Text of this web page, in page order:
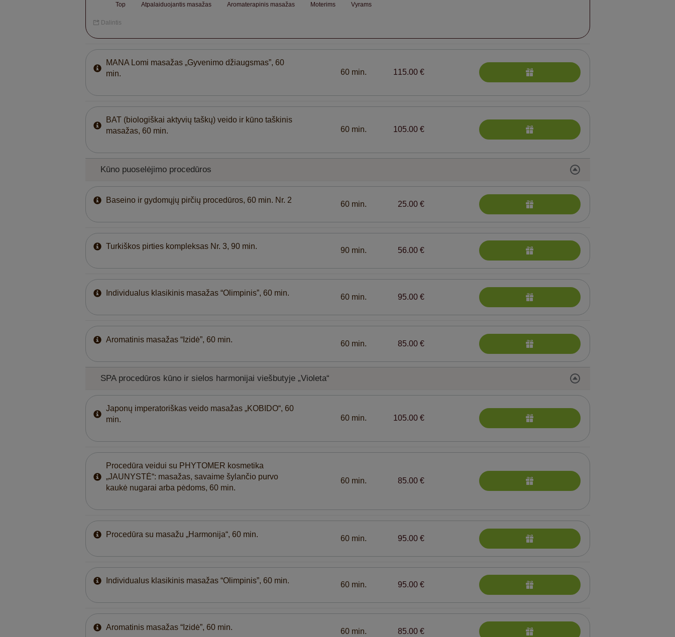
Top Atpalaiduojantis masažas Aromaterapinis masažas Moterims Vyrams
Dalintis
MANA Lomi masažas „Gyvenimo džiaugsmas”, 60
min.
60 min. 115.00 €
BAT (biologiškai aktyvių taškų) veido ir kūno taškinis
masažas, 60 min.
60 min. 105.00 €
Kūno puoselėjimo procedūros
Baseino ir gydomųjų pirčių procedūros, 60 min. Nr. 2 60 min. 25.00 €
Turkiškos pirties kompleksas Nr. 3, 90 min. 90 min. 56.00 €
Individualus klasikinis masažas “Olimpinis”, 60 min. 60 min. 95.00 €
Aromatinis masažas “Izidė”, 60 min. 60 min. 85.00 €
SPA procedūros kūno ir sielos harmonijai viešbutyje „Violeta“
Japonų imperatoriškas veido masažas „KOBIDO“, 60
min.
60 min. 105.00 €
Procedūra veidui su PHYTOMER kosmetika
„JAUNYSTĖ“: masažas, savaime šylančio purvo
kaukė nugarai arba pėdoms, 60 min.
60 min. 85.00 €
Procedūra su masažu „Harmonija“, 60 min. 60 min. 95.00 €
Individualus klasikinis masažas “Olimpinis”, 60 min. 60 min. 95.00 €
Aromatinis masažas “Izidė”, 60 min. 60 min. 85.00 €